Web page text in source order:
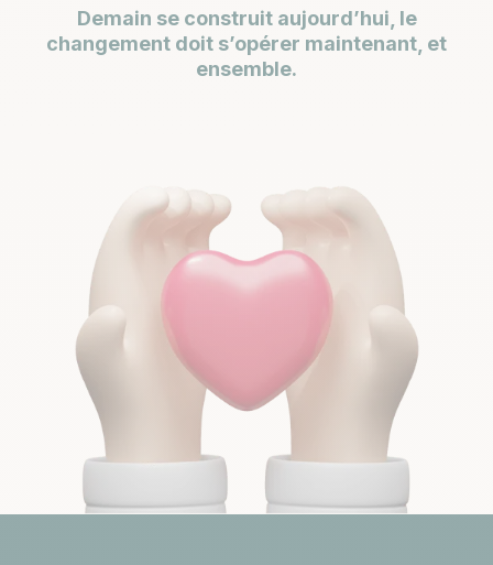
Demain se construit aujourd’hui, le
changement doit s’opérer maintenant, et
ensemble.